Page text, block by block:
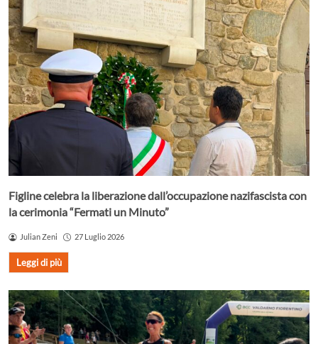
Figline celebra la liberazione dall’occupazione nazifascista con
la cerimonia “Fermati un Minuto”
Julian Zeni 27 Luglio 2026
Leggi di più